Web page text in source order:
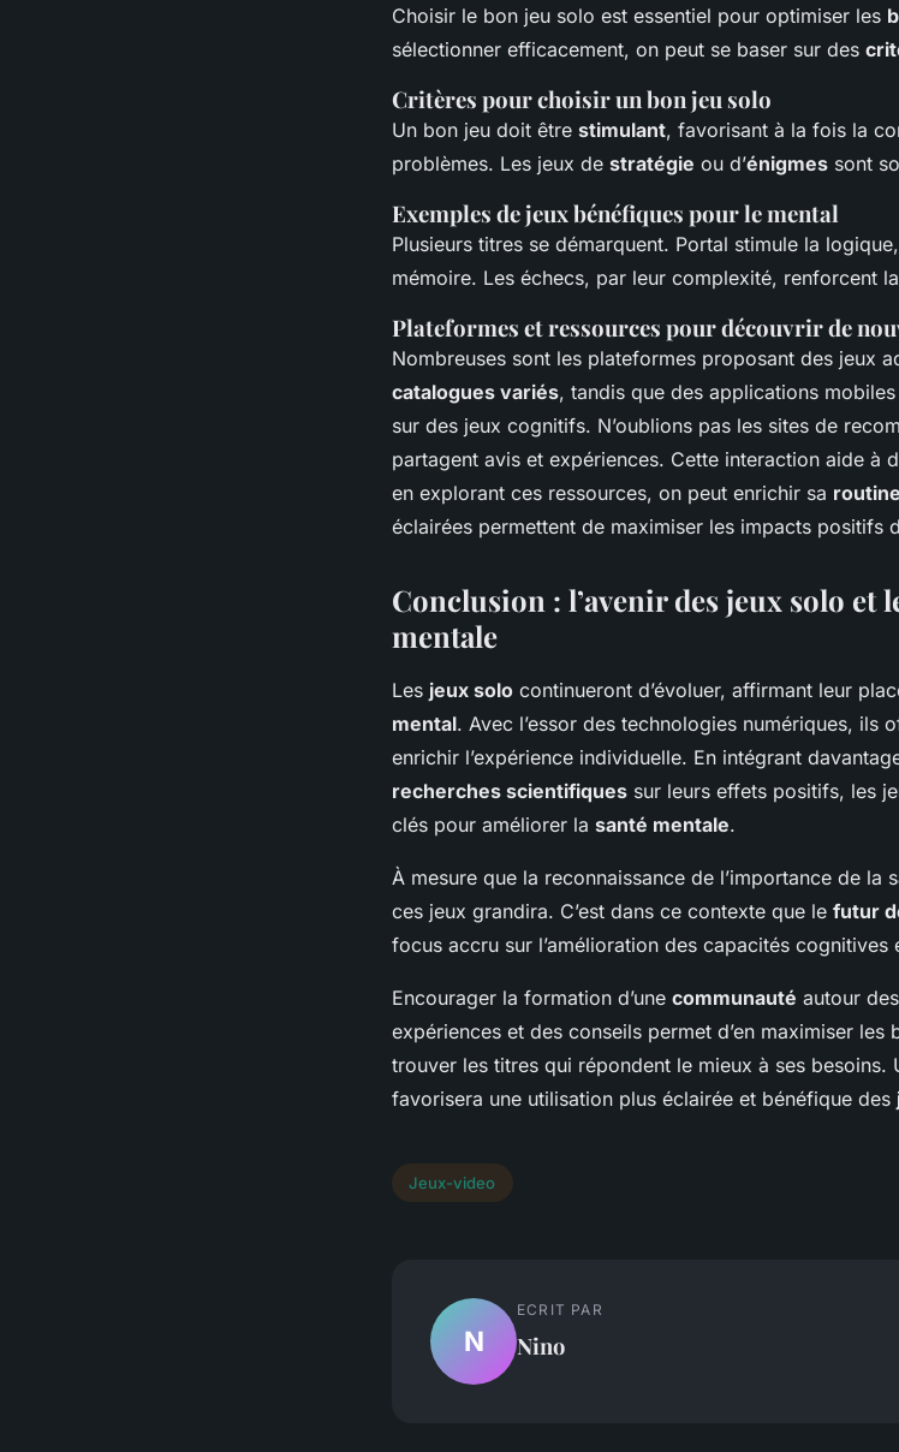
Choisir le bon jeu solo est essentiel pour optimiser les
sélectionner efficacement, on peut se baser sur des
Critères pour choisir un bon jeu solo
Un bon jeu doit être stimulant, favorisant à la fois la
problèmes. Les jeux de stratégie ou d’énigmes sont
Exemples de jeux bénéfiques pour le mental
Plusieurs titres se démarquent. Portal stimule la
mémoire. Les échecs, par leur complexité, renforcent
Plateformes et ressources pour découvrir de
Nombreuses sont les plateformes proposant des jeux
catalogues variés, tandis que des applications
sur des jeux cognitifs. N’oublions pas les sites de
partagent avis et expériences. Cette interaction aide à
en explorant ces ressources, on peut enrichir sa
éclairées permettent de maximiser les impacts positifs
Conclusion : l’avenir des jeux solo et
mentale
Les jeux solo continueront d’évoluer, affirmant leur
mental. Avec l’essor des technologies numériques, ils
enrichir l’expérience individuelle. En intégrant
recherches scientifiques sur leurs effets positifs, les
clés pour améliorer la santé mentale.
À mesure que la reconnaissance de l’importance de la
ces jeux grandira. C’est dans ce contexte que le futur
focus accru sur l’amélioration des capacités cognitives
Encourager la formation d’une communauté autour
expériences et des conseils permet d’en maximiser les
trouver les titres qui répondent le mieux à ses
favorisera une utilisation plus éclairée et bénéfique des
Jeux-video
N
ECRIT PAR
Nino